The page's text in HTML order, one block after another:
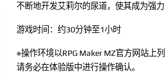
不断地开发艾莉尔的尿道，使其成为强力
游戏时间：约30分钟至1小时
※操作环境以RPG Maker MZ官方网站上
请务必在体验版中进行操作确认。